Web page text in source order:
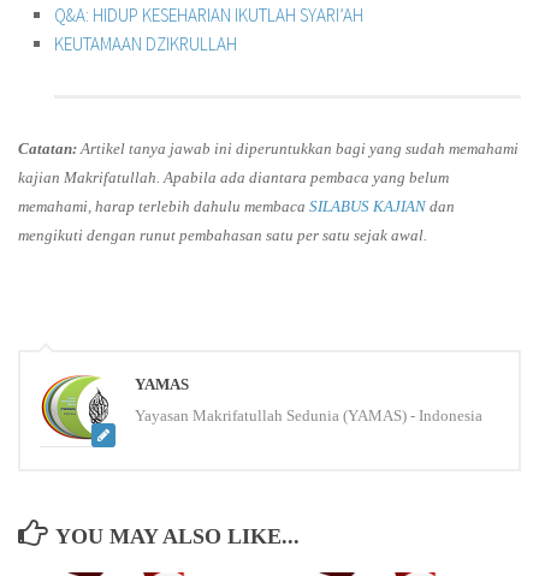
Q&A: HIDUP KESEHARIAN IKUTLAH SYARI’AH
KEUTAMAAN DZIKRULLAH
Catatan: Artikel tanya jawab ini diperuntukkan bagi yang sudah memahami
kajian Makrifatullah. Apabila ada diantara pembaca yang belum
memahami, harap terlebih dahulu membaca SILABUS KAJIAN dan
mengikuti dengan runut pembahasan satu per satu sejak awal.
YAMAS
Yayasan Makrifatullah Sedunia (YAMAS) - Indonesia
YOU MAY ALSO LIKE...